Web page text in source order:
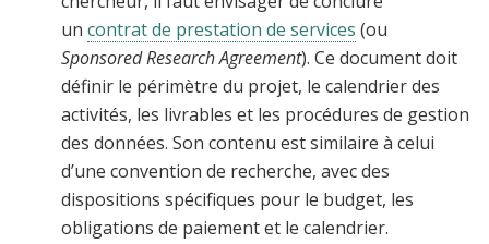
un contrat de prestation de services (ou
Sponsored Research Agreement). Ce document doit
définir le périmètre du projet, le calendrier des
activités, les livrables et les procédures de gestion
des données. Son contenu est similaire à celui
d’une convention de recherche, avec des
dispositions spécifiques pour le budget, les
obligations de paiement et le calendrier.